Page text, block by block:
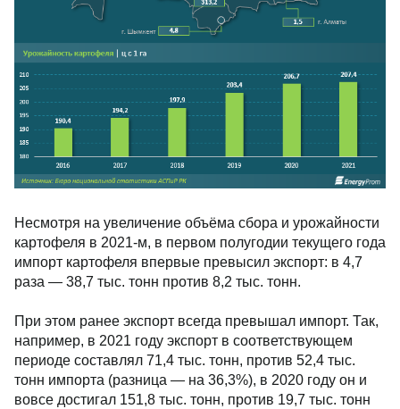
Несмотря на увеличение объёма сбора и урожайности
картофеля в 2021-м, в первом полугодии текущего года
импорт картофеля впервые превысил экспорт: в 4,7
раза — 38,7 тыс. тонн против 8,2 тыс. тонн.
При этом ранее экспорт всегда превышал импорт. Так,
например, в 2021 году экспорт в соответствующем
периоде составлял 71,4 тыс. тонн, против 52,4 тыс.
тонн импорта (разница — на 36,3%), в 2020 году он и
вовсе достигал 151,8 тыс. тонн, против 19,7 тыс. тонн